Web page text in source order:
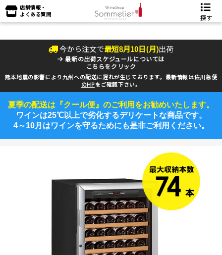
店舗情報・
よくある質問
探す
今から注文で最短8月10日(月)出荷
最新の出荷スケジュールについては
こちらをクリック
熊本地震の影響により九州への配送に遅れが生じております。最新情報は佐川急便
のHPをご確認下さい。
夏季の配送は『クール便』のご利用をお勧めいたします。
ワインは25℃以上で劣化するデリケートな商品です。
4～10月はワインを守るためにも是非ご利用ください。